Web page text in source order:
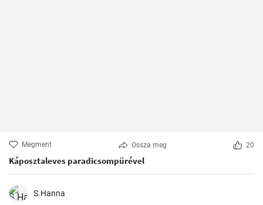
Megment Ossza meg 20
Káposztaleves paradicsompürével
S.Hanna